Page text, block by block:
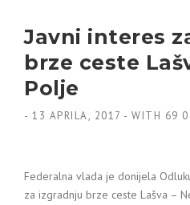
Javni interes
brze ceste
Polje
- 13 APRILA, 2017 - WITH 69 0
Federalna vlada je donijela
za izgradnju brze ceste Lašva –